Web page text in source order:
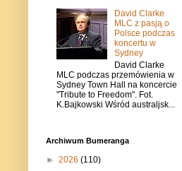
David Clarke
MLC z pasją o
Polsce podczas
koncertu w
Sydney
David Clarke
MLC podczas przemówienia w
Sydney Town Hall na koncercie
"Tribute to Freedom". Fot.
K.Bajkowski Wśród australjsk...
Archiwum Bumeranga
► 2026 (110)